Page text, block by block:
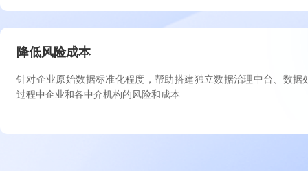
降低风险成本
针对企业原始数据标准化程度，帮助搭建独立数据治理中台、数据
过程中企业和各中介机构的风险和成本